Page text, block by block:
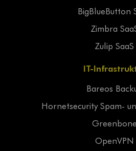
BigBlueButton
Zimbra
Zulip SaaS
IT-
Bareos
Hornetsecurity Spam-
Greenbone
OpenVPN